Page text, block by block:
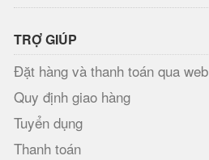
TRỢ GIÚP
Đặt hàng và thanh toán qua web
Quy định giao hàng
Tuyển dụng
Thanh toán